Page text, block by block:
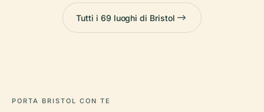
Tutti i 69 luoghi di Bristol
PORTA BRISTOL CON TE